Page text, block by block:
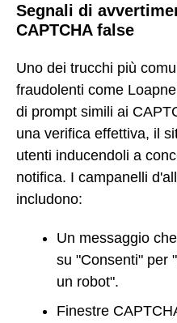
Segnali di
CAPTCHA false
Uno dei trucchi più
fraudolenti come
di prompt simili ai
una verifica effettiva, il
utenti inducendoli a
notifica. I campanelli
includono:
Un messaggio
su "Consenti" per
un robot".
Finestre